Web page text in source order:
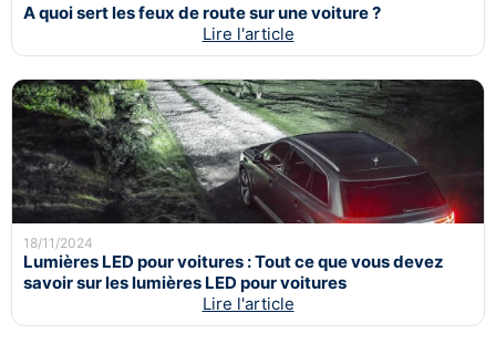
A quoi sert les feux de route sur une voiture ?
Lire l'article
18/11/2024
Lumières LED pour voitures : Tout ce que vous devez
savoir sur les lumières LED pour voitures
Lire l'article